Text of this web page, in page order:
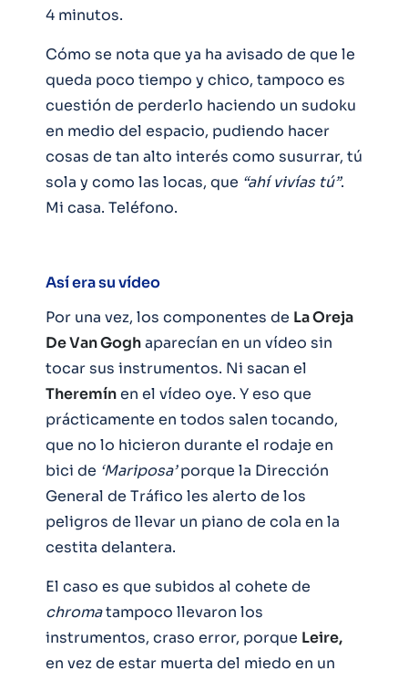
4 minutos.
Cómo se nota que ya ha avisado de que le
queda poco tiempo y chico, tampoco es
cuestión de perderlo haciendo un sudoku
en medio del espacio, pudiendo hacer
cosas de tan alto interés como susurrar, tú
sola y como las locas, que “ahí vivías tú”.
Mi casa. Teléfono.
Así era su vídeo
Por una vez, los componentes de La Oreja
De Van Goghaparecían en un vídeo sin
tocar sus instrumentos. Ni sacan el
Theremínen el vídeo oye. Y eso que
prácticamente en todos salen tocando,
que no lo hicieron durante el rodaje en
bici de ‘Mariposa’porque la Dirección
General de Tráfico les alerto de los
peligros de llevar un piano de cola en la
cestita delantera.
El caso es que subidos al cohete de
chromatampoco llevaron los
instrumentos, craso error, porque Leire,
en vez de estar muerta del miedo en un